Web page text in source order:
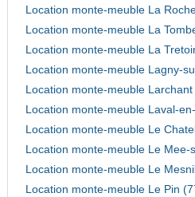
Location monte-meuble La
Location monte-meuble La
Location monte-meuble La
Location monte-meuble Lagny-
Location monte-meuble
Location monte-meuble Laval-
Location monte-meuble Le
Location monte-meuble Le Mee-
Location monte-meuble Le
Location monte-meuble Le Pin